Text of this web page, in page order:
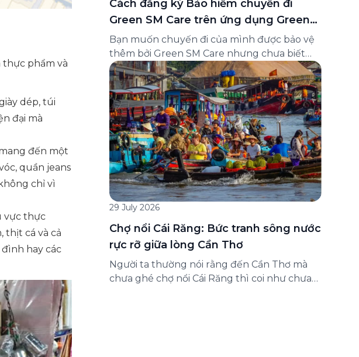
thực phẩm và
dép, túi
đại mà
đến một
quần jeans
chỉ vì
vực thực
thịt cá và cả
hay các
Cách đăng ký Bảo hiểm chuyến đi
Green SM Care trên ứng dụng Green
SM
Bạn muốn chuyến đi của mình được bảo vệ
thêm bởi Green SM Care nhưng chưa biết
đăng ký ở đâu? Bài viết dưới đây sẽ hướng
dẫn chi tiết cách tham gia (và hủy tham gia)
gói bảo hiểm này ngay trên ứng dụng Green
SM, cùng những lưu ý quan trọng trước khi
[…]
29 July 2026
Chợ nổi Cái Răng: Bức tranh sông nước
rực rỡ giữa lòng Cần Thơ
Người ta thường nói rằng đến Cần Thơ mà
chưa ghé chợ nổi Cái Răng thì coi như chưa